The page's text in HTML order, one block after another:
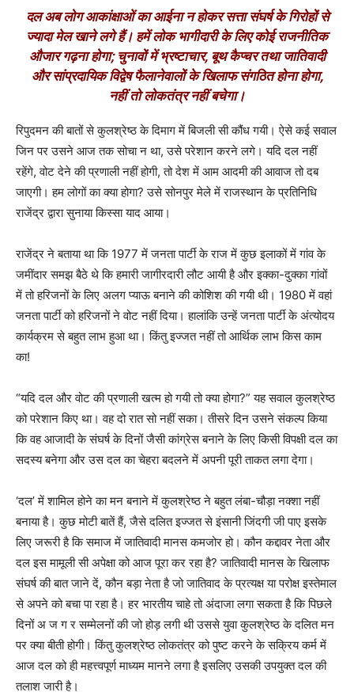
दल अब लोग आकांक्षाओं का आईना न होकर सत्ता संघर्ष के गिरोहों से
ज्यादा मेल खाने लगे हैं। हमें लोक भागीदारी के लिए कोई राजनीतिक
औजार गढ़ना होगा; चुनावों में भ्रष्टाचार, बूथ कैप्चर तथा जातिवादी
और सांप्रदायिक विद्वेष फैलानेवालों के खिलाफ संगठित होना होगा,
नहीं तो लोकतंत्र नहीं बचेगा।
रिपुदमन की बातों से कुलश्रेष्ठ के दिमाग में बिजली सी कौंध गयी। ऐसे कई सवाल
जिन पर उसने आज तक सोचा न था, उसे परेशान करने लगे। यदि दल नहीं
रहेंगे, वोट देने की प्रणाली नहीं होगी, तो देश में आम आदमी की आवाज तो दब
जाएगी। हम लोगों का क्या होगा? उसे सोनपुर मेले में राजस्थान के प्रतिनिधि
राजेंद्र द्वारा सुनाया किस्सा याद आया।
राजेंद्र ने बताया था कि 1977 में जनता पार्टी के राज में कुछ इलाकों में गांव के
जमींदार समझ बैठे थे कि हमारी जागीरदारी लौट आयी है और इक्का-दुक्का गांवों
में तो हरिजनों के लिए अलग प्याऊ बनाने की कोशिश की गयी थी। 1980 में वहां
जनता पार्टी को हरिजनों ने वोट नहीं दिया। हालांकि उन्हें जनता पार्टी के अंत्योदय
कार्यक्रम से बहुत लाभ हुआ था। किंतु इज्जत नहीं तो आर्थिक लाभ किस काम
का!
“यदि दल और वोट की प्रणाली खत्म हो गयी तो क्या होगा?” यह सवाल कुलश्रेष्ठ
को परेशान किए था। वह दो रात सो नहीं सका। तीसरे दिन उसने संकल्प किया
कि वह आजादी के संघर्ष के दिनों जैसी कांग्रेस बनाने के लिए किसी विपक्षी दल का
सदस्य बनेगा और उस दल का चेहरा बदलने में अपनी पूरी ताकत लगा देगा।
‘दल’ में शामिल होने का मन बनाने में कुलश्रेष्ठ ने बहुत लंबा-चौड़ा नक्शा नहीं
बनाया है। कुछ मोटी बातें हैं, जैसे दलित इज्जत से इंसानी जिंदगी जी पाए इसके
लिए जरूरी है कि समाज में जातिवादी मानस कमजोर हो। कौन कद्दावर नेता और
दल इस मामूली सी अपेक्षा को आज पूरा कर रहा है? जातिवादी मानस के खिलाफ
संघर्ष की बात जाने दें, कौन बड़ा नेता है जो जातिवाद के प्रत्यक्ष या परोक्ष इस्तेमाल
से अपने को बचा पा रहा है। हर भारतीय चाहे तो अंदाजा लगा सकता है कि पिछले
दिनों अ ज ग र सम्मेलनों की जो होड़ लगी थी उससे युवा कुलश्रेष्ठ के दलित मन
पर क्या बीती होगी। किंतु कुलश्रेष्ठ लोकतंत्र को पुष्ट करने के सक्रिय कर्म में
आज दल को ही महत्त्वपूर्ण माध्यम मानने लगा है इसलिए उसकी उपयुक्त दल की
तलाश जारी है।